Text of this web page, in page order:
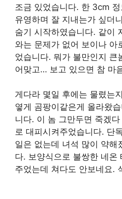
조금 있었습니다. 한 3cm
유영하며 잘 지내는가 싶더
숨기 시작하였습니다. 같이
와는 문제가 없어 보이나 아
었습니다. 뭐가 불만인지 큰
어맞고… 보고 있으면 참 마
게다라 몇일 후에는 물렸는
옇게 곰팡이같은게 올라왔
니다. 이 놈 그만두면 죽겠
로 대피시켜주었습니다. 단
일은 없는데 녀석 많이 약해
다. 보양식으로 불쌍한 네온
주었는데 쳐다도 안보네요.